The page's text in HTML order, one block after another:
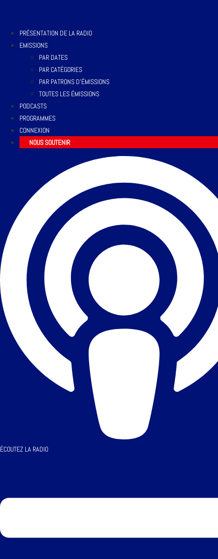
PRÉSENTATION DE LA RADIO
EMISSIONS
PAR DATES
PAR CATÉGORIES
PAR PATRONS D’ÉMISSIONS
TOUTES LES ÉMISSIONS
PODCASTS
PROGRAMMES
CONNEXION
NOUS SOUTENIR
ÉCOUTEZ LA RADIO